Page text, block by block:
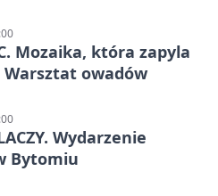
Mozaika, która zapyla
owadów
Wydarzenie
Bytomiu